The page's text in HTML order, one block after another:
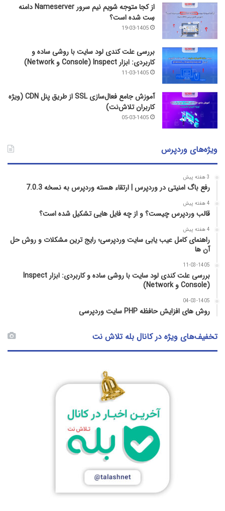
از کجا متوجه شویم نیم ‌سرور Nameserver دامنه
سِت شده است؟
19-03-1405
بررسی علت کندی لود سایت با روشی ساده و
کاربردی: ابزار Inspect (Console و Network)
11-03-1405
آموزش جامع فعال‌سازی SSL از طریق پنل CDN (ویژه
کاربران تلاش‌نت)
05-03-1405
ویژه‌های وردپرس
3 هفته پیش
رفع باگ امنیتی در وردپرس | ارتقاء هسته وردپرس به نسخه 7.0.3
4 هفته پیش
قالب وردپرس چیست؟ و از چه فایل­ هایی تشکیل شده است؟
4 هفته پیش
راهنمای کامل عیب‌ یابی سایت وردپرسی؛ رایج‌ ترین مشکلات و روش حل
آن‌ ها
11-03-1405
بررسی علت کندی لود سایت با روشی ساده و کاربردی: ابزار Inspect
(Console و Network)
04-03-1405
روش‌ های افزایش حافظه PHP سایت وردپرسی
تخفیف‌های ویژه در کانال بله تلاش نت